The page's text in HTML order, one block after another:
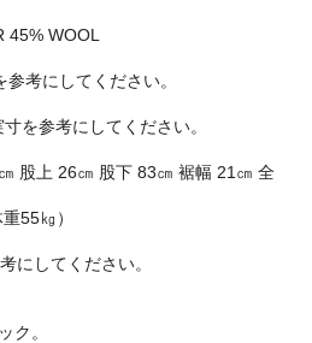
45% WOOL
考にしてください。
を参考にしてください。
股上 26㎝ 股下 83㎝ 裾幅 21㎝ 全
55㎏）
にしてください。
ク。